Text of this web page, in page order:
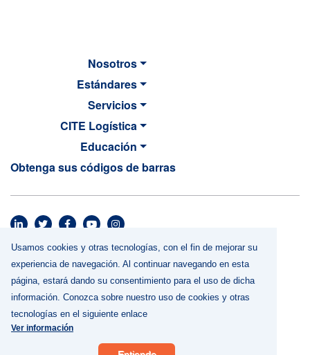
MAIN NAVIGATION
Nosotros
Estándares
Servicios
CITE Logística
Educación
Obtenga sus códigos de barras
Footer menu
Términos y Condiciones
Política de Privacidad
Uso de cookies y otras tecnologías
Contáctenos
reservados Copyright © GS1 Perú
Usamos cookies y otras tecnologías, con el fin de mejorar su
experiencia de navegación. Al continuar navegando en esta
página, estará dando su consentimiento para el uso de dicha
información. Conozca sobre nuestro uso de cookies y otras
tecnologías en el siguiente enlace
Ver información